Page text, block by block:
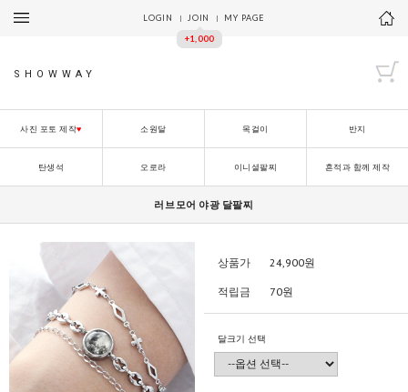
LOGIN JOIN
+1,000
MY PAGE
SHOWWAY
사진 포토 제작♥ 소원달 목걸이 반지
탄생석 오로라 이니셜팔찌 흔적과 함께 제작
러브모어 야광 달팔찌
상품가 24,900원
적립금 70원
달크기 선택